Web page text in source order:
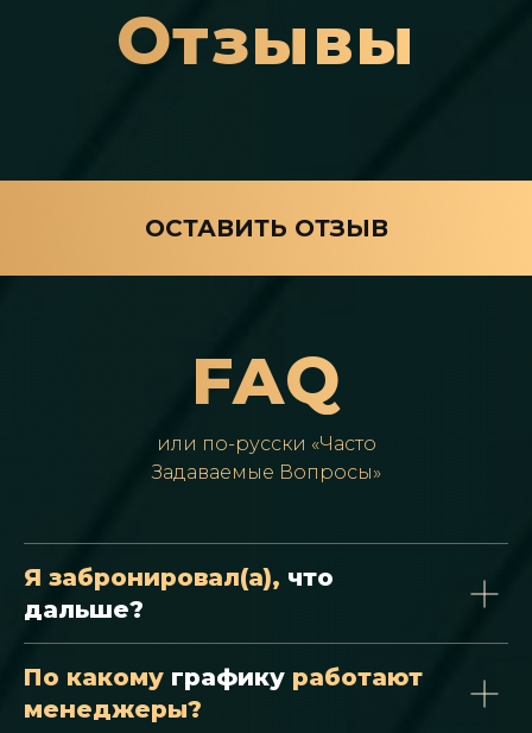
Отзывы
ОСТАВИТЬ ОТЗЫВ
FAQ
или по-русски «Часто
Задаваемые Вопросы»
Я забронировал(а), что
дальше?
По какому графику работают
менеджеры?